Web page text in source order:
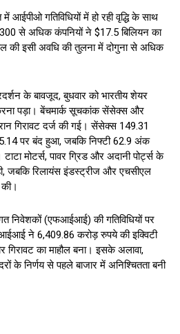
गतिविधियों में हो रही वृद्धि के साथ
से अधिक कंपनियों ने $17.5 बिलियन का
की इसी अवधि की तुलना में दोगुना से अधिक
के बावजूद, बुधवार को भारतीय शेयर
करना पड़ा। बेंचमार्क सूचकांक सेंसेक्स और
गिरावट दर्ज की गई। सेंसेक्स 149.31
पर बंद हुआ, जबकि निफ्टी 62.9 अंक
मोटर्स, पावर ग्रिड और अदानी पोर्ट्स के
जबकि रिलायंस इंडस्ट्रीज और एचसीएल
निवेशकों (एफआईआई) की गतिविधियों पर
ने 6,409.86 करोड़ रुपये की इक्विटी
गिरावट का माहौल बना। इसके अलावा,
के निर्णय से पहले बाजार में अनिश्चितता बनी